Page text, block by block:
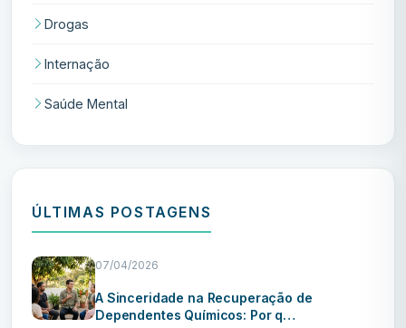
Drogas
Internação
Saúde Mental
ÚLTIMAS POSTAGENS
07/04/2026
A Sinceridade na Recuperação de
Dependentes Químicos: Por q…